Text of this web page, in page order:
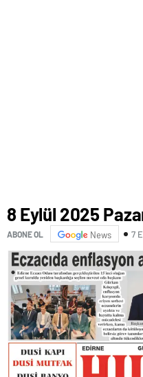
8 Eylül 2025
ABONE OL News 7